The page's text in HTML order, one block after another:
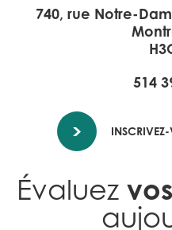
Évaluez
740, rue Notre-
514
INSCRIVEZ-